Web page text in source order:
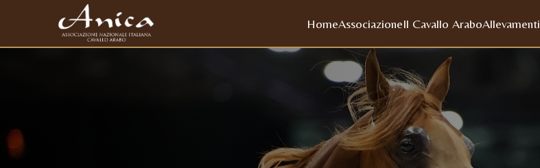
HomeAssociazioneIl Cavallo AraboAllevamenti